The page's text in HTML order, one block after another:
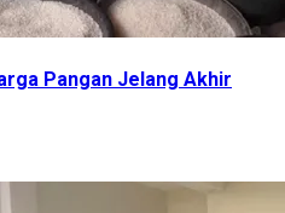
Pangan Jelang Akhir